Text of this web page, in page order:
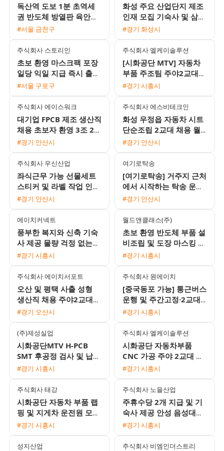
독산역 도보 1분 초역세
권 반도체 방열판 육안검
사 신입 및 경력 사원 채
#서울 금천구
화성 주요 산업단지 제조
인재 모집 기숙사 및 삼식
제공 단순 조립 검사 알루
#경기 화성시
주식회사 스토리인
초보 환영 마스크팩 포장
일당 익일 지급 즉시 출근
가능
#서울 구로구
주식회사 엘케이솔루션
[시화공단 MTV] 자동차
부품 주조팀 주야2교대
남성 사원 모집 (월 360만
및
#경기 시흥시
주식회사 에이스워크
대기업 FPCB 제조 생산직
채용 초보자 환영 3조 2교
대 및 통근버스 운행
#경기 안산시
주식회사 에스비테크인
화성 우정읍 자동차 시트
단순조립 2교대 채용 월
평균 380만~400만원 가
#경기 안산시
주식회사 우신산업
좌식근무 가능 선물세트
스티커 및 라벨 작업 인원
모집
#경기 안산시
여기로탁송
[여기로탁송] 거주지 근처
에서 시작하는 탁송 운전
기사 모집 (일급 18만원 /
#경기 안산시
에이치커넥트
풍부한 복지와 신축 기숙
사 제공 물량 걱정 없는
전자부품 생산직 모집
#경기 시흥시
월드앤클래스(주)
초보 환영 반도체 부품 설
비조립 및 도장 마스킹 작
업자 모집 당일지급
#경기 시흥시
주식회사 에이치서포트
오산 및 평택 사출 성형
생산직 채용 주야2교대
통근버스 운행
#경기 오산시
주식회사 원에이치
[중국동포 가능] 통근버스
운행 및 주간고정·2교대
맞춤 일자리 채용
#경기 시흥시
(주)제성실업
시화공단MTV H-PCB
SMT 후공정 검사 및 납땜
여성 사원 모집 (주간고
#경기 시흥시
주식회사 엘케이솔루션
시화공단 자동차부품
CNC 가공 주야 2교대 남
성 모집 주5일 월 350만
#경기 시흥시
주식회사 태강
시화공단 자동차 부품 랩
핑 및 지게차 운전원 모집
(월 300만원 이상 / 통근
#경기 시흥시
주식회사 노을산업
주휴수당 2개 지급 및 기
숙사 제공 안성 음성대소
생산직 채용 공고
#경기 시흥시
성지산업 주식회사 비엠인더스트리